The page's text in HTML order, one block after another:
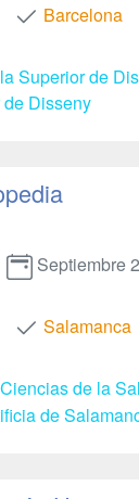
Barcelona
Superior de
Disseny
Septiembre
Salamanca
de la
de